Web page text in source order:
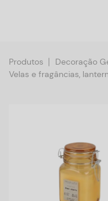
Produtos
Decoração
Velas e fragâncias,